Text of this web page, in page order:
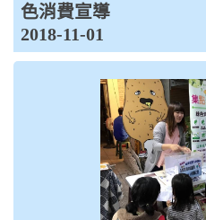
色消費宣導
2018-11-01